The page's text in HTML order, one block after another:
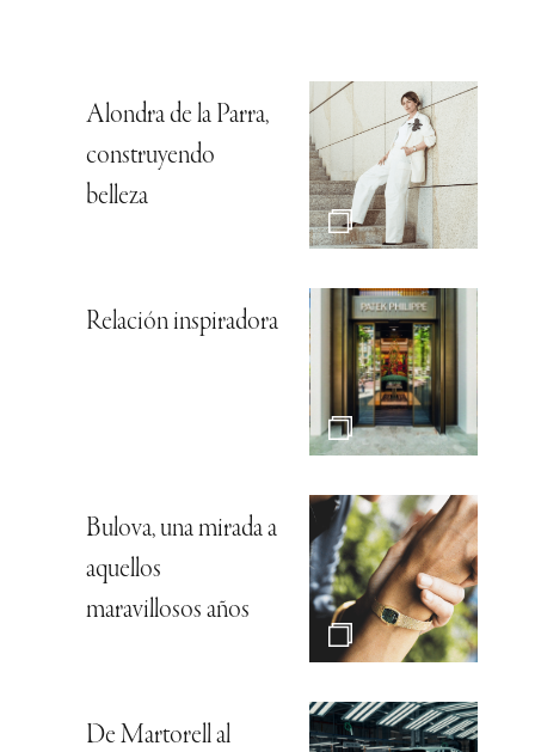
Alondra de la Parra,
construyendo
belleza
Relación inspiradora
Bulova, una mirada a
aquellos
maravillosos años
De Martorell al